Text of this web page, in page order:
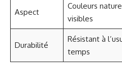
Aspect
Couleurs
visibles
Durabilité
Résistant à
temps